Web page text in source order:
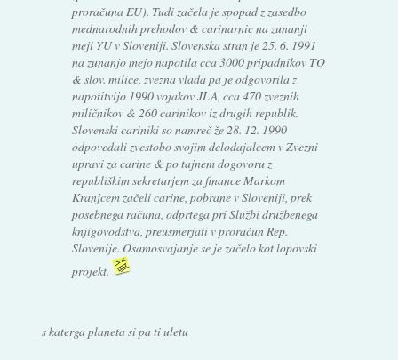
proračuna EU). Tudi začela je spopad z zasedbo
mednarodnih prehodov & carinarnic na zunanji
meji YU v Sloveniji. Slovenska stran je 25. 6. 1991
na zunanjo mejo napotila cca 3000 pripadnikov TO
& slov. milice, zvezna vlada pa je odgovorila z
napotitvijo 1990 vojakov JLA, cca 470 zveznih
miličnikov & 260 carinikov iz drugih republik.
Slovenski cariniki so namreč že 28. 12. 1990
odpovedali zvestobo svojim delodajalcem v Zvezni
upravi za carine & po tajnem dogovoru z
republiškim sekretarjem za finance Markom
Kranjcem začeli carine, pobrane v Sloveniji, prek
posebnega računa, odprtega pri Službi družbenega
knjigovodstva, preusmerjati v proračun Rep.
Slovenije. Osamosvajanje se je začelo kot lopovski
projekt.
s katerga planeta si pa ti uletu